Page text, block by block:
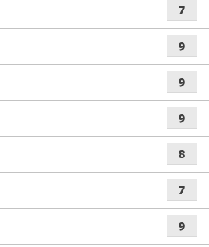
7
9
9
9
8
7
9